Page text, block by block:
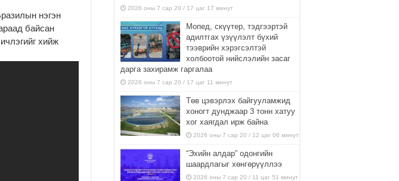
нэгэн
байсан
хийж
2026 оны 7 сар 20 / 17 цаг 17 минут
Мопед, скүүтер, тэдгээртэй
адилтгах үзүүлэлт бүхий
тээврийн хэрэгсэлтэй
холбоотой нийслэлийн засаг
дарга захирамж гаргалаа
2026 оны 7 сар 20 / 17 цаг 11 минут
Төв цэвэрлэх байгууламжид
хоногт дунджаар 3 тонн хатуу
хог хаягдал ирж байна
2026 оны 7 сар 20 / 12 цаг 06 минут
“Эхийн алдар” одонгийн
шаардлагыг хөнгөрүүллээ
2026 оны 7 сар 20 / 11 цаг 51 минут